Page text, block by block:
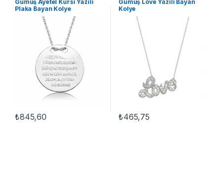
Kolyeleri,Kolye
Gümüş Ayetel Kürsi Yazılı
Plaka Bayan Kolye
₺845,60
Taşlı Kolyeler
Gümüş Love Yazılı Bayan
Kolye
₺465,75